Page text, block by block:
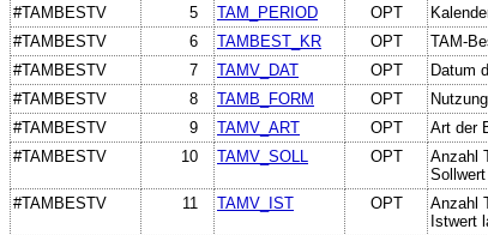
#TAMBESTV
5 TAM_PERIOD OPT
#TAMBESTV
6 TAMBEST_KR OPT
TAM-
#TAMBESTV
7 TAMV_DAT OPT
Datum
#TAMBESTV
8 TAMB_FORM OPT
#TAMBESTV
9 TAMV_ART OPT
Art der
#TAMBESTV
10 TAMV_SOLL OPT
Anzahl
#TAMBESTV
11 TAMV_IST OPT
Anzahl
Istwert